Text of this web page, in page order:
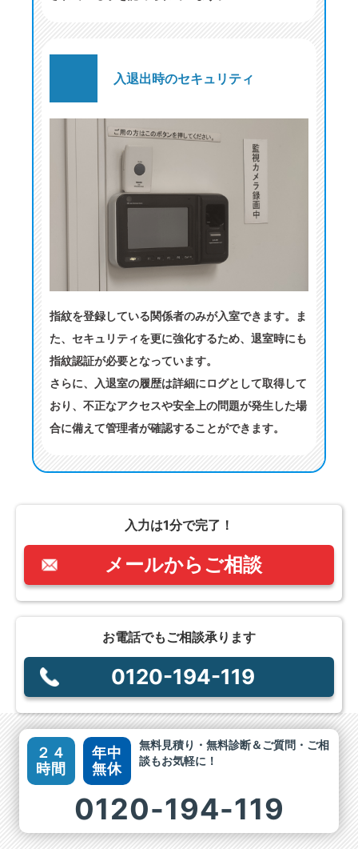
入退出時のセキュリティ
指紋を登録している関係者のみが入室できます。ま
た、セキュリティを更に強化するため、退室時にも
指紋認証が必要となっています。
さらに、入退室の履歴は詳細にログとして取得して
おり、不正なアクセスや安全上の問題が発生した場
合に備えて管理者が確認することができます。
入力は1分で完了！
メールからご相談
お電話でもご相談承ります
0120-194-119
２４
時間
年中
無休
無料見積り・無料診断＆ご質問・ご相
談もお気軽に！
0120-194-119